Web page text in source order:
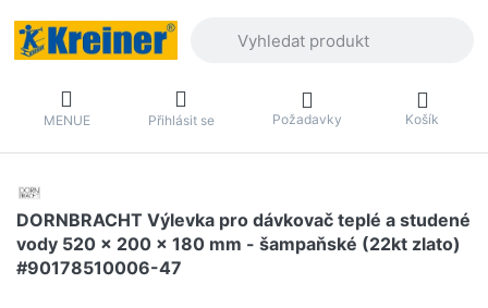
MENUE Přihlásit se Požadavky Košík
DORNBRACHT Výlevka pro dávkovač teplé a studené
vody 520 x 200 x 180 mm - šampaňské (22kt zlato)
#90178510006-47